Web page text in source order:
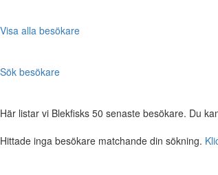
Visa alla besökare
Sök besökare
Här listar vi Blekfisks 50 senaste besökare. Du
Hittade inga besökare matchande din sökning.